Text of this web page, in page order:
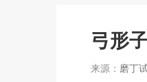
弓形
来源： 磨丁